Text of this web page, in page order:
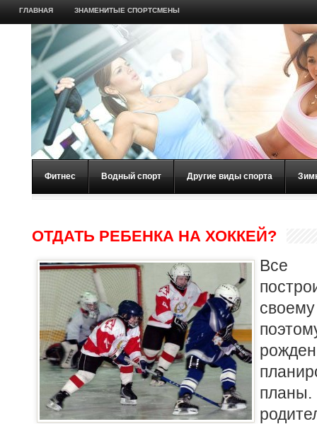
ГЛАВНАЯ ЗНАМЕНИТЫЕ СПОРТСМЕНЫ
Фитнес Водный спорт Другие виды спорта
ОТДАТЬ РЕБЕНКА НА ХОККЕЙ?
Все